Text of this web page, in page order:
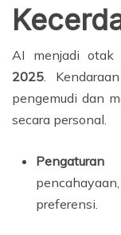
AI menjadi
2025.
pengemudi dan
secara personal.
preferensi.